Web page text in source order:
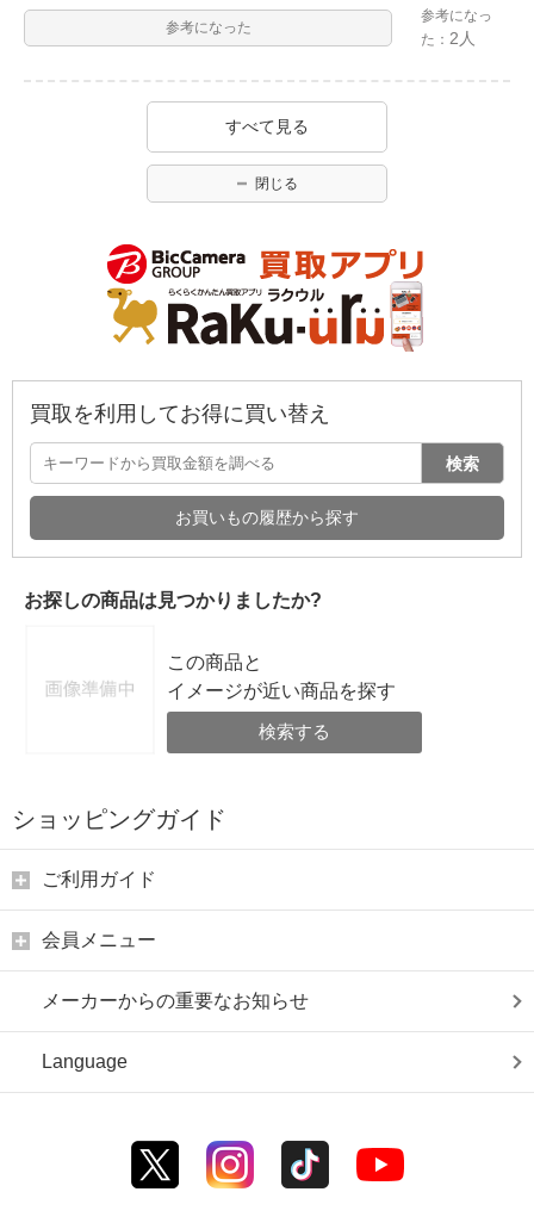
参考になった
参考になっ
た：2人
すべて見る
閉じる
買取を利用してお得に買い替え
検索
お買いもの履歴から探す
お探しの商品は見つかりましたか?
この商品と
イメージが近い商品を探す
検索する
ショッピングガイド
ご利用ガイド
会員メニュー
メーカーからの重要なお知らせ
Language